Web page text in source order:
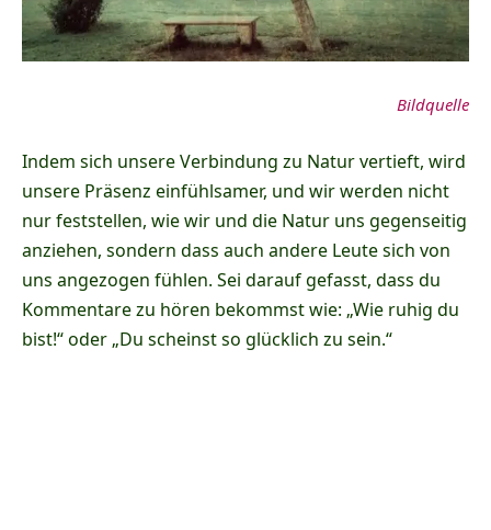
Bildquelle
Indem sich unsere Verbindung zu Natur vertieft, wird
unsere Präsenz einfühlsamer, und wir werden nicht
nur feststellen, wie wir und die Natur uns gegenseitig
anziehen, sondern dass auch andere Leute sich von
uns angezogen fühlen. Sei darauf gefasst, dass du
Kommentare zu hören bekommst wie: „Wie ruhig du
bist!“ oder „Du scheinst so glücklich zu sein.“